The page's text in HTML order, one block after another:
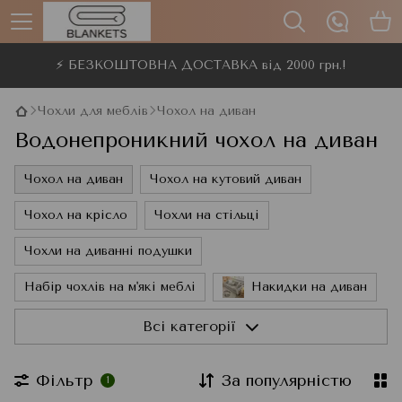
⚡ БЕЗКОШТОВНА ДОСТАВКА від 2000 грн.!
Чохли для меблів Чохол на диван
Водонепроникний чохол на диван
Чохол на диван Чохол на кутовий диван
Чохол на крісло Чохли на стільці
Чохли на диванні подушки
Набір чохлів на м'які меблі Накидки на диван
Всі категорії
Фільтр 1 За популярністю